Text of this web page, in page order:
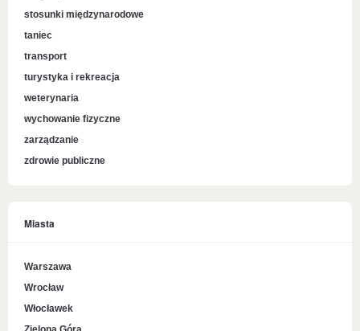
stosunki międzynarodowe
taniec
transport
turystyka i rekreacja
weterynaria
wychowanie fizyczne
zarządzanie
zdrowie publiczne
Miasta
Warszawa
Wrocław
Włocławek